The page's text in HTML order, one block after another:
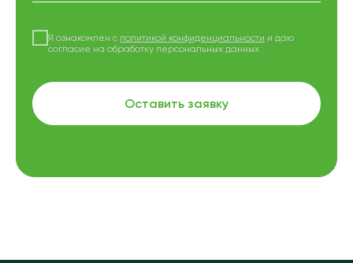
Я ознакомлен с политикой конфиденциальности и даю
согласие на обработку персональных данных
Оставить заявку